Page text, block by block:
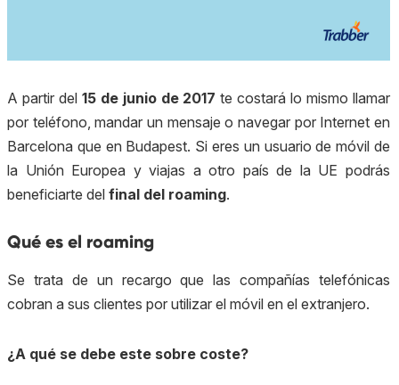
A partir del 15 de junio de 2017 te costará lo mismo llamar
por teléfono, mandar un mensaje o navegar por Internet en
Barcelona que en Budapest. Si eres un usuario de móvil de
la Unión Europea y viajas a otro país de la UE podrás
beneficiarte del final del roaming.
Qué es el roaming
Se trata de un recargo que las compañías telefónicas
cobran a sus clientes por utilizar el móvil en el extranjero.
¿A qué se debe este sobre coste?